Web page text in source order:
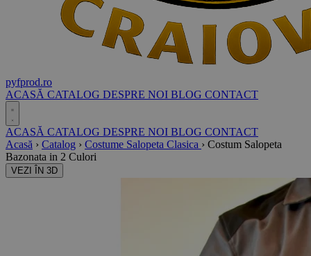
pyfprod.ro
ACASĂ CATALOG DESPRE NOI BLOG CONTACT
ACASĂ CATALOG DESPRE NOI BLOG CONTACT
Acasă › Catalog › Costume Salopeta Clasica › Costum Salopeta
Bazonata in 2 Culori
VEZI ÎN 3D